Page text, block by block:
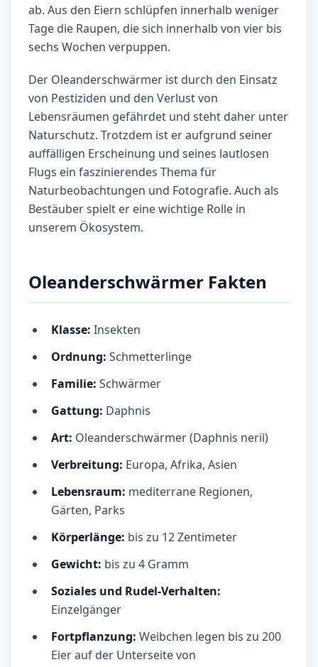
ab. Aus den Eiern schlüpfen innerhalb weniger
Tage die Raupen, die sich innerhalb von vier bis
sechs Wochen verpuppen.
Der Oleanderschwärmer ist durch den Einsatz
von Pestiziden und den Verlust von
Lebensräumen gefährdet und steht daher unter
Naturschutz. Trotzdem ist er aufgrund seiner
auffälligen Erscheinung und seines lautlosen
Flugs ein faszinierendes Thema für
Naturbeobachtungen und Fotografie. Auch als
Bestäuber spielt er eine wichtige Rolle in
unserem Ökosystem.
Oleanderschwärmer Fakten
Klasse: Insekten
Ordnung: Schmetterlinge
Familie: Schwärmer
Gattung: Daphnis
Art: Oleanderschwärmer (Daphnis nerii)
Verbreitung: Europa, Afrika, Asien
Lebensraum: mediterrane Regionen,
Gärten, Parks
Körperlänge: bis zu 12 Zentimeter
Gewicht: bis zu 4 Gramm
Soziales und Rudel-Verhalten:
Einzelgänger
Fortpflanzung: Weibchen legen bis zu 200
Eier auf der Unterseite von